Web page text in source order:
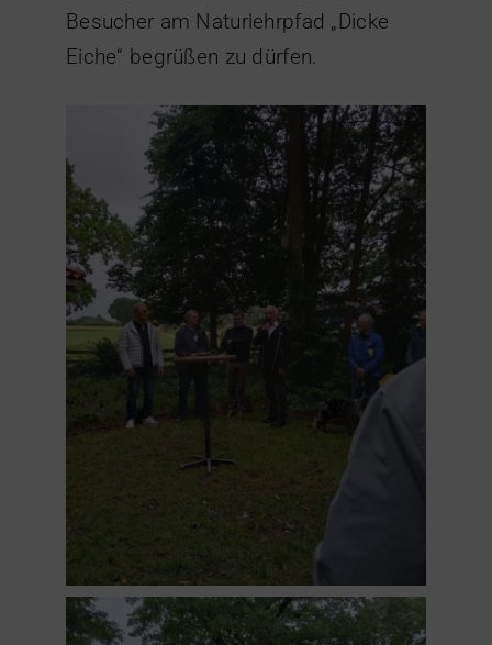
Besucher am Naturlehrpfad „Dicke
Eiche“ begrüßen zu dürfen.